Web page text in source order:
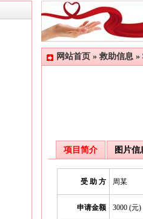
网站首页 »救助信息 »
项目简介 图片信
受 助 方 周某
申请金额 3000 (元)